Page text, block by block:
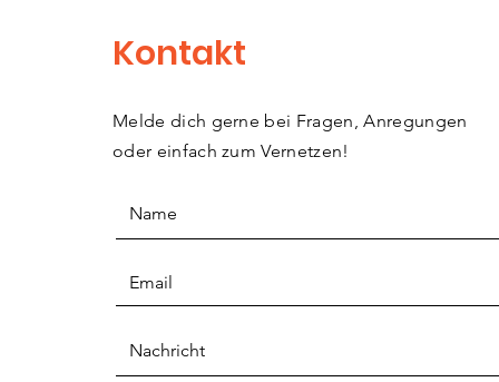
Kontakt
Melde dich gerne bei Fragen, Anregungen
oder einfach zum Vernetzen!